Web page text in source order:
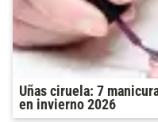
Uñas ciruela: 7
en invierno 2026